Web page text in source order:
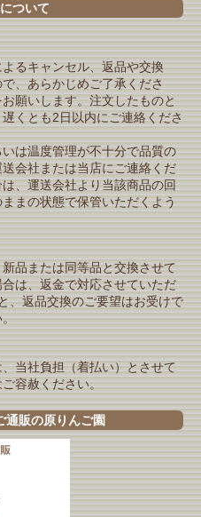
ついて
るキャンセル、返品や交換
、あらかじめご了承くださ
願いします。注文したものと
くとも2日以内にご連絡くださ
は温度管理が不十分で品質の
会社または当店にご連絡くだ
、運送会社より当該商品の回
まの状態で保管いただくよう
品または同等品と交換させて
は、返金で対応させていただ
、返品交換のご要望はお受けで
。
当社負担（着払い）とさせて
容赦ください。
通販の原りんご園